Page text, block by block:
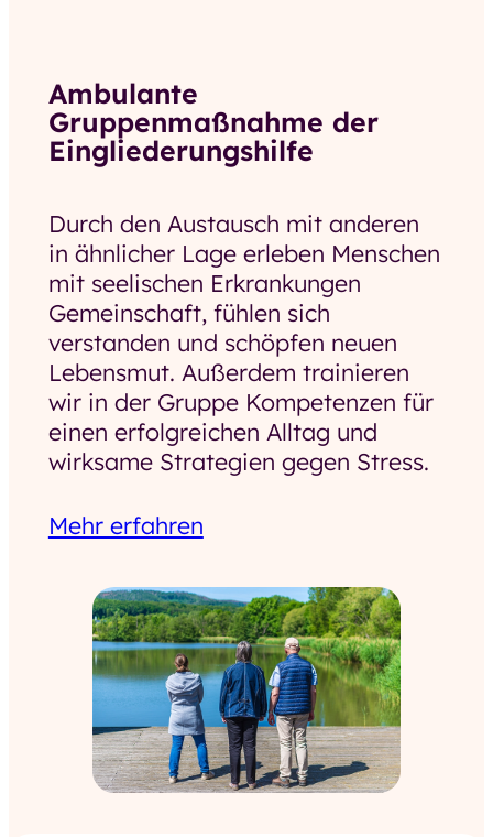
Ambulante
Gruppenmaßnahme der
Eingliederungshilfe
Durch den Austausch mit anderen
in ähnlicher Lage erleben Menschen
mit seelischen Erkrankungen
Gemeinschaft, fühlen sich
verstanden und schöpfen neuen
Lebensmut. Außerdem trainieren
wir in der Gruppe Kompetenzen für
einen erfolgreichen Alltag und
wirksame Strategien gegen Stress.
Mehr erfahren